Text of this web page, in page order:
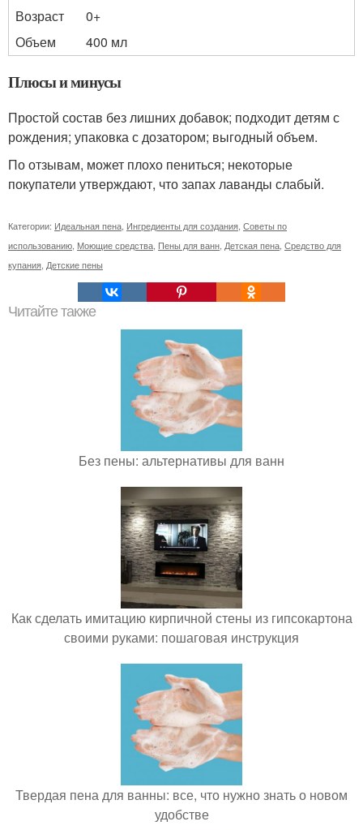
Возраст
0+
Объем
400 мл
Плюсы и минусы
Простой состав без лишних добавок; подходит детям с
рождения; упаковка с дозатором; выгодный объем.
По отзывам, может плохо пениться; некоторые
покупатели утверждают, что запах лаванды слабый.
Категории: Идеальная пена Ингредиенты для создания Советы по
использованию Моющие средства Пены для ванн Детская пена Средство для
купания Детские пены
Читайте также
Без пены: альтернативы для ванн
Как сделать имитацию кирпичной стены из гипсокартона
своими руками: пошаговая инструкция
Твердая пена для ванны: все, что нужно знать о новом
удобстве